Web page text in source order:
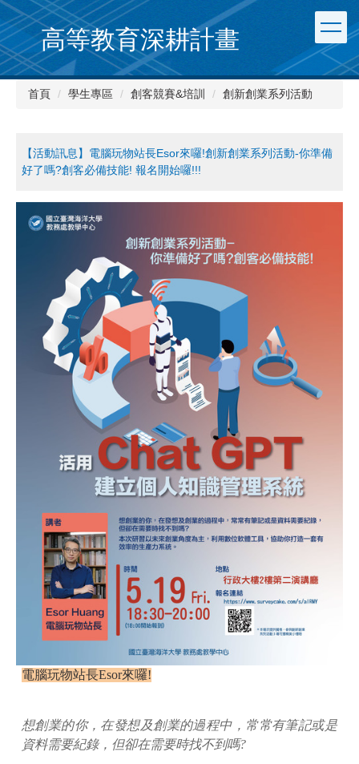
跳
到
主
要
內
高等教育深耕計畫
首頁 學生專區 創客競賽&培訓 創新創業系列活動
【活動訊息】電腦玩物站長Esor來囉!創新創業系列活動-你準備
好了嗎?創客必備技能! 報名開始囉!!!
電腦玩物站長Esor來囉!
想創業的你，在發想及創業的過程中， 常常有筆記或是
資料需要紀錄，但卻在需要時找不到嗎?